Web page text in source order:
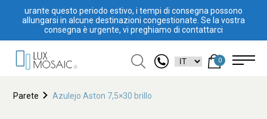
urante questo periodo estivo, i tempi di consegna possono
allungarsi in alcune destinazioni congestionate. Se la vostra
consegna è urgente, vi preghiamo di contattarci
0
Parete Azulejo Aston 7,5×30 brillo